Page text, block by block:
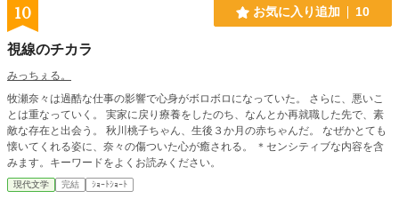
10 お気に入り追加 10
視線のチカラ
みっちぇる。
牧瀬奈々は過酷な仕事の影響で心身がボロボロになっていた。 さらに、悪いこ
とは重なっていく。 実家に戻り療養をしたのち、なんとか再就職した先で、素
敵な存在と出会う。 秋川桃子ちゃん、生後３か月の赤ちゃんだ。 なぜかとても
懐いてくれる姿に、奈々の傷ついた心が癒される。 ＊センシティブな内容を含
みます。キーワードをよくお読みください。
現代文学 完結 ｼｮｰﾄｼｮｰﾄ